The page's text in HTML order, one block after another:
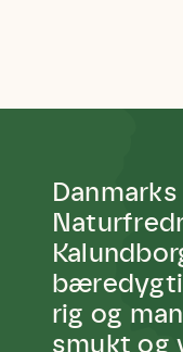
Danmarks
rig og
smukt og